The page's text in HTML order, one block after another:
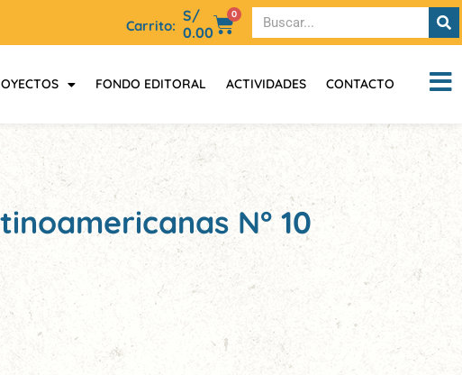
Carrito:
S/
0.00
0
FONDO EDITORAL ACTIVIDADES CONTACTO
N° 10